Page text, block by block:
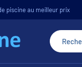
piscine au meilleur prix